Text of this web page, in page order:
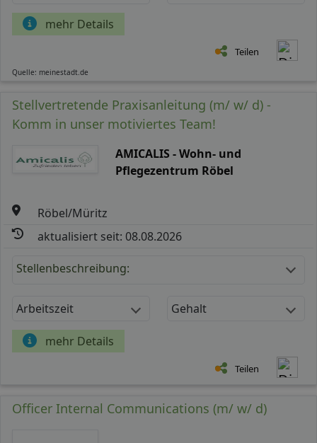
mehr Details
Teilen
Quelle: meinestadt.de
Stellvertretende Praxisanleitung (m/ w/ d) -
Komm in unser motiviertes Team!
AMICALIS - Wohn- und
Pflegezentrum Röbel
Röbel/Müritz
aktualisiert seit: 08.08.2026
Stellenbeschreibung:
Arbeitszeit Gehalt
mehr Details
Teilen
Officer Internal Communications (m/ w/ d)